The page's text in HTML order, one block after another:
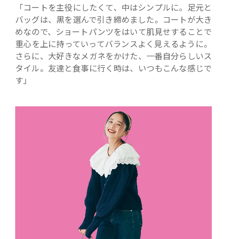
「コートを主役にしたくて、中はシンプルに。足元と
バッグは、黒を選んで引き締めました。コートが大き
めなので、ショートパンツをはいて肌見せすることで
重心を上に持っていってバランスよく見えるように。
さらに、大好きなメガネをかけた、一番自分らしいス
タイル。友達と食事に行く時は、いつもこんな感じで
す」